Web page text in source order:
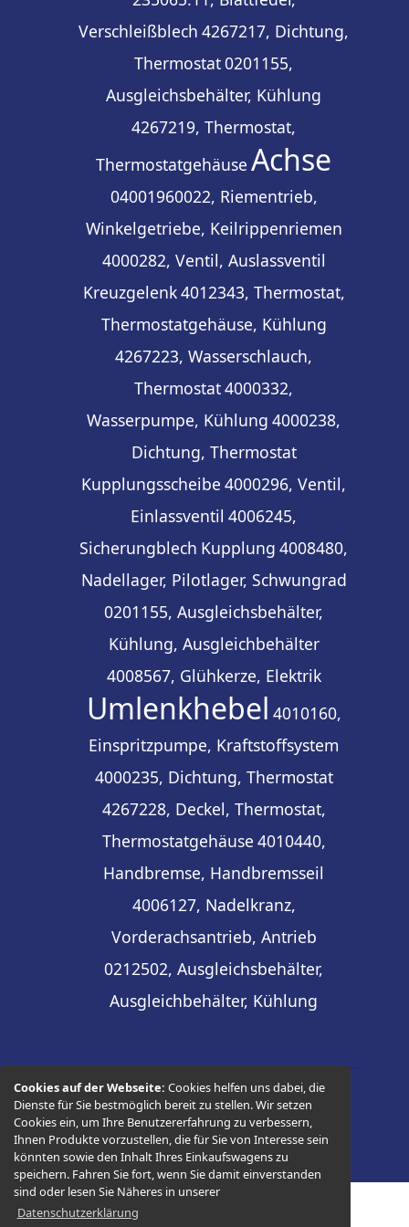
Cookies auf der Webseite:Cookies helfen uns dabei, die
Dienste für Sie bestmöglich bereit zu stellen. Wir setzen
Cookies ein, um Ihre Benutzererfahrung zu verbessern,
Ihnen Produkte vorzustellen, die für Sie von Interesse sein
könnten sowie den Inhalt Ihres Einkaufswagens zu
speichern. Fahren Sie fort, wenn Sie damit einverstanden
sind oder lesen Sie Näheres in unserer
Datenschutzerklärung
Verschleißblech 4267217, Dichtung,
Thermostat0201155,
Ausgleichsbehälter, Kühlung
4267219, Thermostat,
Thermostatgehäuse Achse
04001960022, Riementrieb,
Winkelgetriebe, Keilrippenriemen
4000282, Ventil, Auslassventil
Kreuzgelenk4012343, Thermostat,
Thermostatgehäuse, Kühlung
4267223, Wasserschlauch,
Thermostat4000332,
Wasserpumpe, Kühlung 4000238,
Dichtung, Thermostat
Kupplungsscheibe 4000296, Ventil,
Einlassventil 4006245,
Sicherungblech Kupplung 4008480,
Nadellager, Pilotlager, Schwungrad
0201155, Ausgleichsbehälter,
Kühlung, Ausgleichbehälter
4008567, Glühkerze, Elektrik
Umlenkhebel 4010160,
Einspritzpumpe, Kraftstoffsystem
4000235, Dichtung, Thermostat
4267228, Deckel, Thermostat,
Thermostatgehäuse 4010440,
Handbremse, Handbremsseil
4006127, Nadelkranz,
Vorderachsantrieb, Antrieb
0212502, Ausgleichsbehälter,
Ausgleichbehälter, Kühlung
© 2026 -Thüringer Ersatzteilhandel